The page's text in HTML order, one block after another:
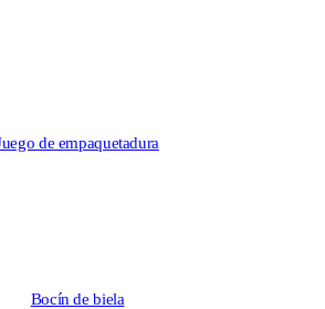
de empaquetadura
Bocín de biela